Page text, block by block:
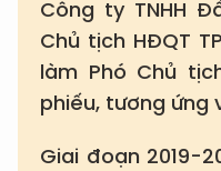
Công ty TNHH
Chủ tịch HĐQT
làm Phó Chủ
phiếu, tương ứng
Giai đoạn 2019-